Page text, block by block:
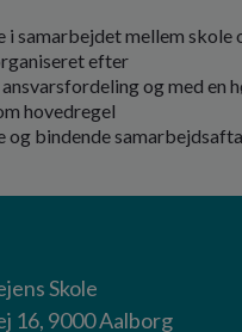
samarbejdet mellem skole
efter
og med en
hovedregel
og bindende
Skole
16, 9000 Aalborg